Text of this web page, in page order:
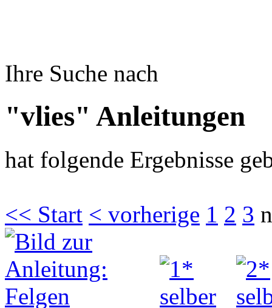
Ihre Suche nach
"vlies" Anleitungen
hat folgende Ergebnisse
<< Start < vorherige 1 2 3